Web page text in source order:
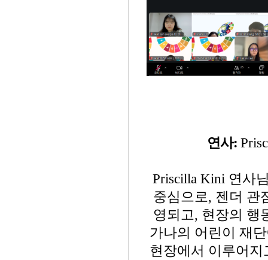
연사:
Priscilla Kini 연사
중심으로, 젠더 관
영되고, 현장의 행
가나의 어린이 재
현장에서 이루어